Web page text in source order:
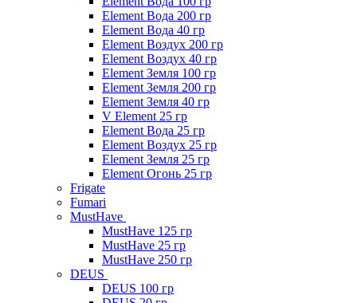
Element Вода 200 гр
Element Вода 40 гр
Element Воздух 200 гр
Element Воздух 40 гр
Element Земля 100 гр
Element Земля 200 гр
Element Земля 40 гр
V Element 25 гр
Element Вода 25 гр
Element Воздух 25 гр
Element Земля 25 гр
Element Огонь 25 гр
Frigate
Fumari
MustHave
MustHave 125 гр
MustHave 25 гр
MustHave 250 гр
DEUS
DEUS 100 гр